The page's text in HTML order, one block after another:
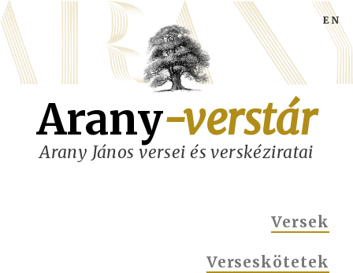
Ugrás
a
tartalomra
Arany-verstár
Arany János versei és verskéziratai
Versek
Verseskötetek